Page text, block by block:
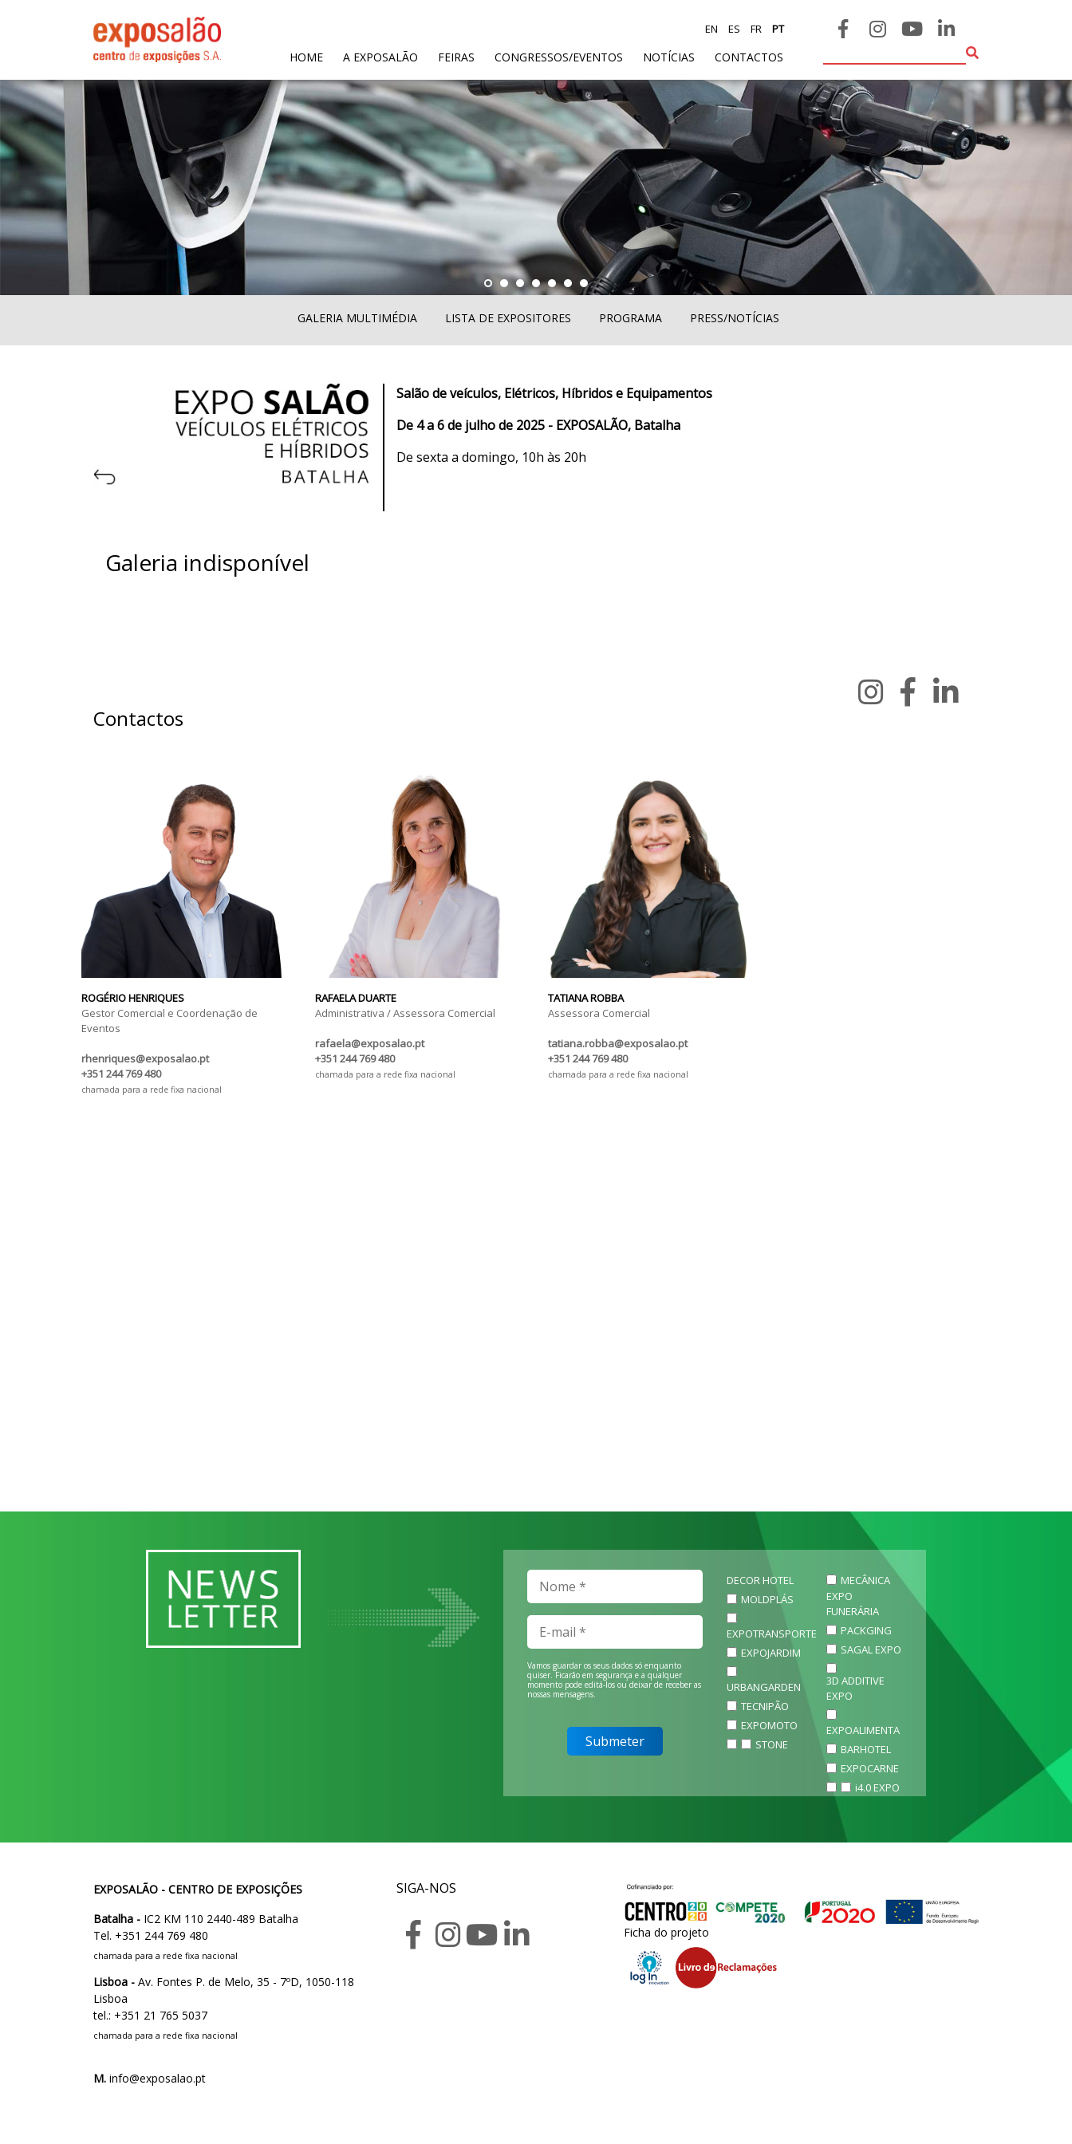
HOME(CURRENT)
A EXPOSALÃO FEIRAS CONGRESSOS/EVENTOS NOTÍCIAS CONTACTOS
EN ES FR PT
GALERIA MULTIMÉDIA LISTA DE EXPOSITORES PROGRAMA PRESS/NOTÍCIAS
Salão de veículos, Elétricos, Híbridos e Equipamentos
De 4 a 6 de julho de 2025 - EXPOSALÃO, Batalha
De sexta a domingo, 10h às 20h
Galeria indisponível
Contactos
ROGÉRIO HENRIQUES
Gestor Comercial e Coordenação de
Eventos
rhenriques@exposalao.pt
+351 244 769 480
chamada para a rede fixa nacional
RAFAELA DUARTE
Administrativa / Assessora Comercial
rafaela@exposalao.pt
+351 244 769 480
chamada para a rede fixa nacional
TATIANA ROBBA
Assessora Comercial
tatiana.robba@exposalao.pt
+351 244 769 480
chamada para a rede fixa nacional
Vamos guardar os seus dados só enquanto
quiser. Ficarão em segurança e a qualquer
momento pode editá-los ou deixar de receber as
nossas mensagens.
DECOR HOTEL
MOLDPLÁS
EXPOTRANSPORTE
EXPOJARDIM
URBANGARDEN
TECNIPÃO
EXPOMOTO
STONE
MECÂNICA
EXPO
FUNERÁRIA
PACKGING
SAGAL EXPO
3D ADDITIVE
EXPO
EXPOALIMENTA
BARHOTEL
EXPOCARNE
i4.0 EXPO
EXPOSALÃO - CENTRO DE EXPOSIÇÕES
Batalha - IC2 KM 110 2440-489 Batalha
Tel. +351 244 769 480
chamada para a rede fixa nacional
Lisboa - Av. Fontes P. de Melo, 35 - 7ºD, 1050-118
Lisboa
tel.: +351 21 765 5037
chamada para a rede fixa nacional
M. info@exposalao.pt
SIGA-NOS
Ficha do projeto